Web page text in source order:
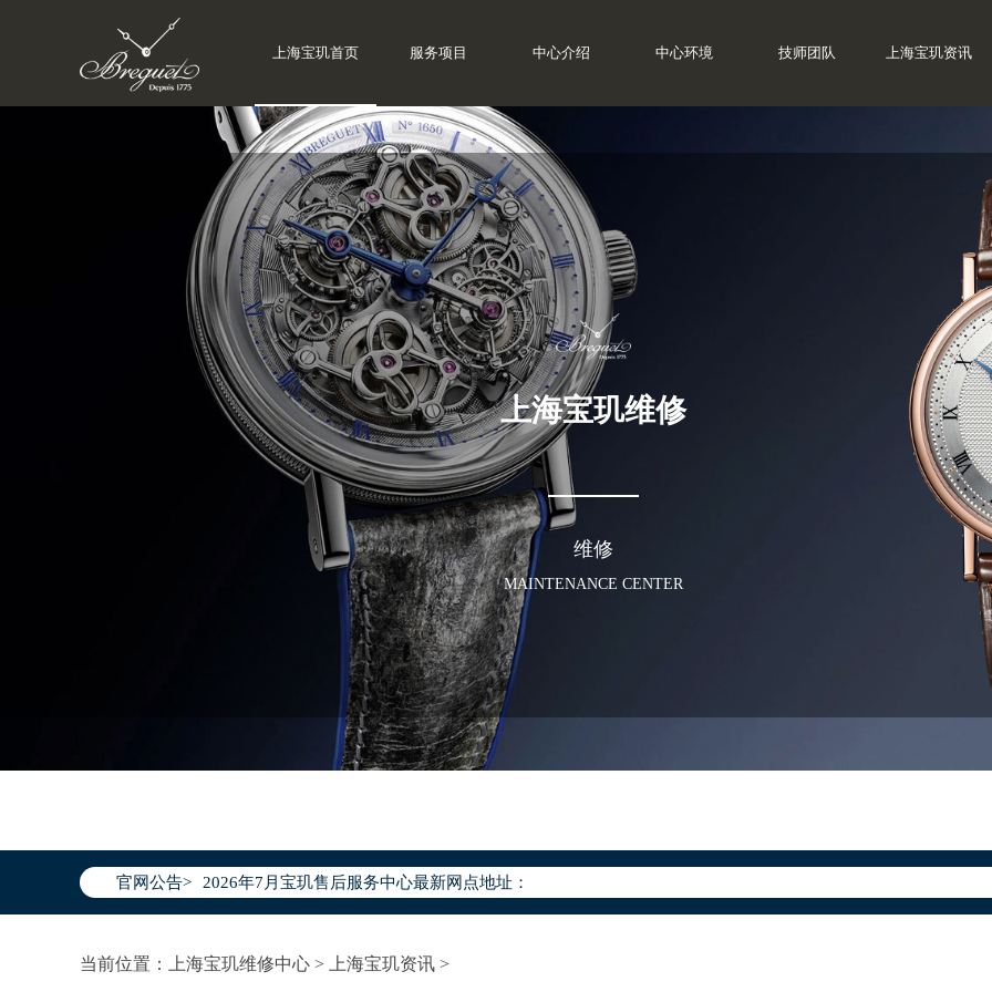
上海宝玑首页 服务项目 中心介绍 中心环境 技师团队 上海宝玑资讯
上海宝玑维修
维修
MAINTENANCE CENTER
官网公告>
2026年7月上海市宝玑官方售后客户服务热线：400-886-1507
2026年7月宝玑售后服务中心最新网点地址：
上海市黄浦区南京东路299号宏伊国际广场写字楼8层806室宝玑售后服务中心（需提前预约）
当前位置： 上海宝玑维修中心 > 上海宝玑资讯 >